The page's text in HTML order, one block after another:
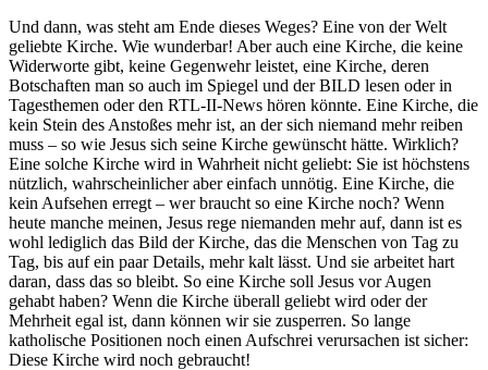
Und dann, was steht am Ende dieses Weges? Eine von der Welt
geliebte Kirche. Wie wunderbar! Aber auch eine Kirche, die keine
Widerworte gibt, keine Gegenwehr leistet, eine Kirche, deren
Botschaften man so auch im Spiegel und der BILD lesen oder in
Tagesthemen oder den RTL-II-News hören könnte. Eine Kirche, die
kein Stein des Anstoßes mehr ist, an der sich niemand mehr reiben
muss – so wie Jesus sich seine Kirche gewünscht hätte. Wirklich?
Eine solche Kirche wird in Wahrheit nicht geliebt: Sie ist höchstens
nützlich, wahrscheinlicher aber einfach unnötig. Eine Kirche, die
kein Aufsehen erregt – wer braucht so eine Kirche noch? Wenn
heute manche meinen, Jesus rege niemanden mehr auf, dann ist es
wohl lediglich das Bild der Kirche, das die Menschen von Tag zu
Tag, bis auf ein paar Details, mehr kalt lässt. Und sie arbeitet hart
daran, dass das so bleibt. So eine Kirche soll Jesus vor Augen
gehabt haben? Wenn die Kirche überall geliebt wird oder der
Mehrheit egal ist, dann können wir sie zusperren. So lange
katholische Positionen noch einen Aufschrei verursachen ist sicher:
Diese Kirche wird noch gebraucht!